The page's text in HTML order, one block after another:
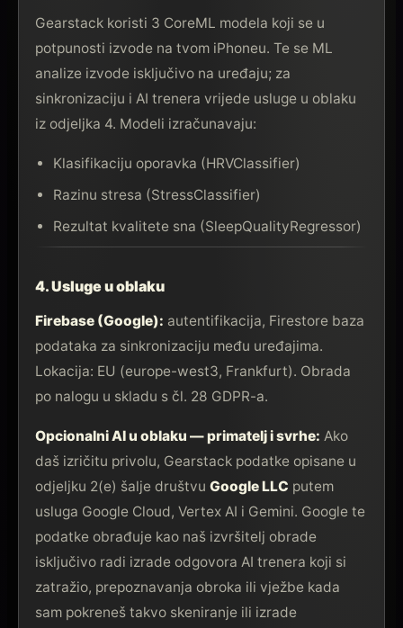
Gearstack koristi 3 CoreML modela koji se u
potpunosti izvode na tvom iPhoneu. Te se ML
analize izvode isključivo na uređaju; za
sinkronizaciju i AI trenera vrijede usluge u oblaku
iz odjeljka 4. Modeli izračunavaju:
Klasifikaciju oporavka (HRVClassifier)
Razinu stresa (StressClassifier)
Rezultat kvalitete sna (SleepQualityRegressor)
4. Usluge u oblaku
Firebase (Google): autentifikacija, Firestore baza
podataka za sinkronizaciju među uređajima.
Lokacija: EU (europe-west3, Frankfurt). Obrada
po nalogu u skladu s čl. 28 GDPR-a.
Opcionalni AI u oblaku — primatelj i svrhe: Ako
daš izričitu privolu, Gearstack podatke opisane u
odjeljku 2(e) šalje društvu Google LLC putem
usluga Google Cloud, Vertex AI i Gemini. Google te
podatke obrađuje kao naš izvršitelj obrade
isključivo radi izrade odgovora AI trenera koji si
zatražio, prepoznavanja obroka ili vježbe kada
sam pokreneš takvo skeniranje ili izrade